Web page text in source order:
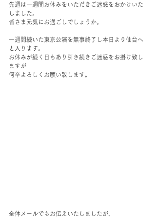
先週は一週間お休みをいただきご迷惑をおかけいた
しました。
皆さま元気にお過ごしでしょうか。
一週間続いた東京公演を無事終了し本日より仙台へ
と入ります。
お休みが続く日もあり引き続きご迷惑をお掛け致し
ますが
何卒よろしくお願い致します。
全体メールでもお伝えいたしましたが、